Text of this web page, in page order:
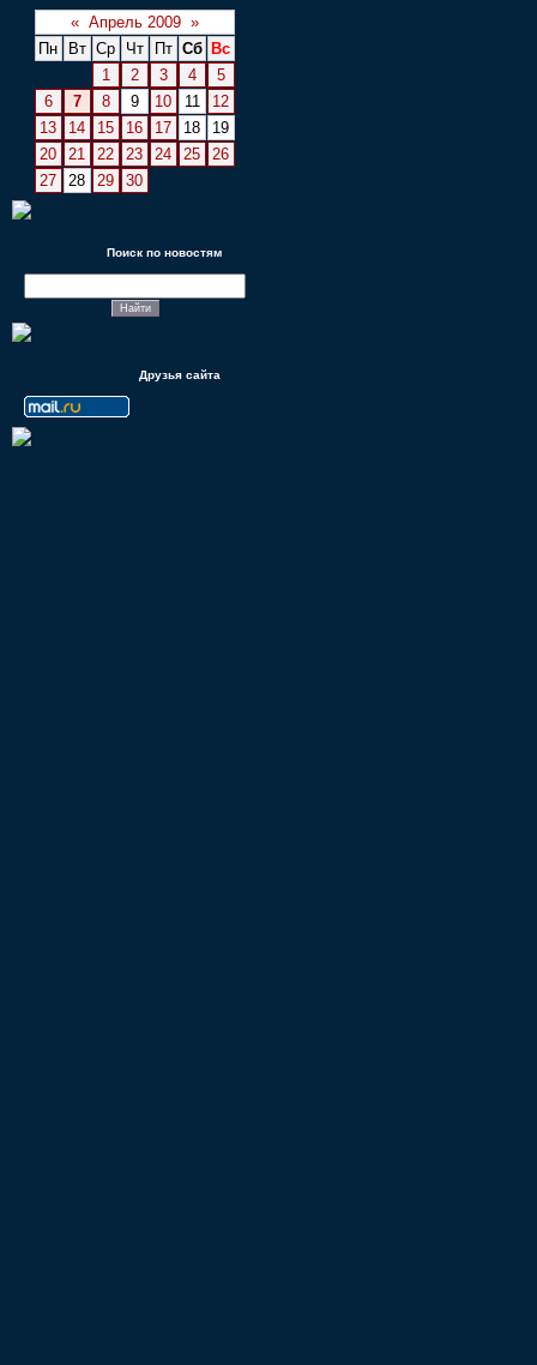
« Апрель 2009 »
Пн
Вт Ср Чт Пт Сб
Вс
1
2 3 4
5
6
7 8 9 10 11
12
13
14 15 16 17 18
19
20
21 22 23 24 25
26
27
28 29 30
Поиск по новостям
Друзья сайта